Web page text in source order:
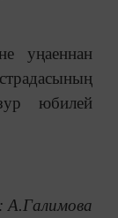
уңаеннан
юбилей
А.Галимова